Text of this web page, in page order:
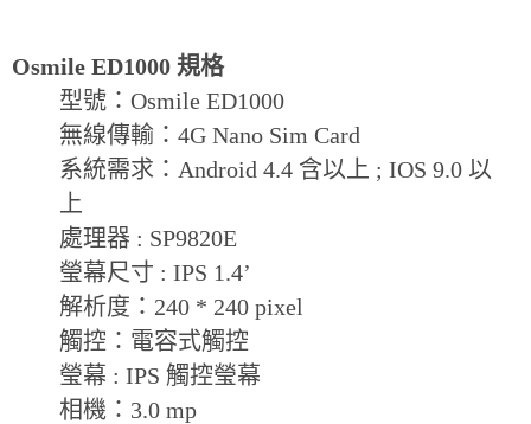
Osmile ED1000 規格
型號： Osmile ED1000
無線傳輸： 4G Nano Sim Card
系統需求： Android 4.4 含以上 ; IOS 9.0 以
上
處理器 : SP9820E
瑩幕尺寸 : IPS 1.4’
解析度： 240 * 240 pixel
觸控：電容式觸控
瑩幕 : IPS 觸控瑩幕
相機： 3.0 mp